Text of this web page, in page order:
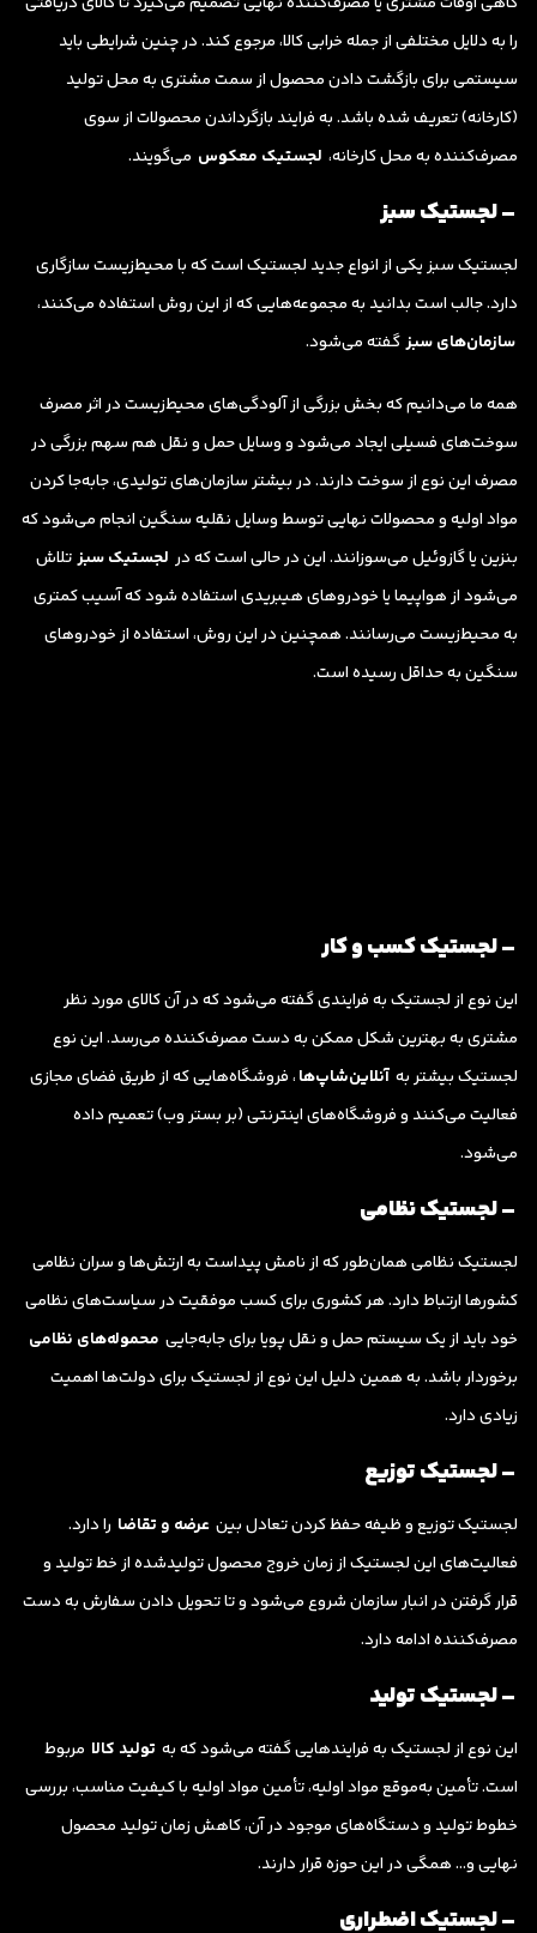
را به دلایل مختلفی از جمله خرابی کالا، مرجوع کند. در چنین شرایطی باید
سیستمی برای بازگشت دادن محصول از سمت مشتری به محل تولید
(کارخانه) تعریف شده باشد. به فرایند بازگرداندن محصولات از سوی
مصرف‌کننده به محل کارخانه، لجستیک معکوس می‌گویند.
– لجستیک سبز
لجستیک سبز یکی از انواع جدید لجستیک است که با محیط‌زیست سازگاری
دارد. جالب است بدانید به مجموعه‌هایی که از این روش استفاده می‌کنند،
سازمان‌های سبز گفته می‌شود.
همه ما می‌دانیم که بخش بزرگی از آلودگی‌های محیط‌زیست در اثر مصرف
سوخت‌های فسیلی ایجاد می‌شود و وسایل حمل و نقل هم سهم بزرگی در
مصرف این نوع از سوخت دارند. در بیشتر سازمان‌های تولیدی، جابه‌جا کردن
مواد اولیه و محصولات نهایی توسط وسایل نقلیه سنگین انجام می‌شود که
بنزین یا گازوئیل می‌سوزانند. این در حالی است که در لجستیک سبز تلاش
می‌شود از هواپیما یا خودروهای هیبریدی استفاده شود که آسیب کمتری
به محیط‌زیست می‌رسانند. همچنین در این روش، استفاده از خودروهای
سنگین به حداقل رسیده است.
– لجستیک کسب و کار
این نوع از لجستیک به فرایندی گفته می‌شود که در آن کالای مورد نظر
مشتری به بهترین شکل ممکن به دست مصرف‌کننده می‌رسد. این نوع
لجستیک بیشتر به آنلاین‌شاپ‌ها، فروشگاه‌هایی که از طریق فضای مجازی
فعالیت می‌کنند و فروشگاه‌های اینترنتی (بر بستر وب) تعمیم داده
می‌شود.
– لجستیک نظامی
لجستیک نظامی همان‌طور که از نامش پیداست به ارتش‌ها و سران نظامی
کشورها ارتباط دارد. هر کشوری برای کسب موفقیت در سیاست‌های نظامی
خود باید از یک سیستم حمل و نقل پویا برای جابه‌جایی محموله‌های نظامی
برخوردار باشد. به همین دلیل این نوع از لجستیک برای دولت‌ها اهمیت
زیادی دارد.
– لجستیک توزیع
لجستیک توزیع و ظیفه حفظ کردن تعادل بین عرضه و تقاضا را دارد.
فعالیت‌های این لجستیک از زمان خروج محصول تولیدشده از خط تولید و
قرار گرفتن در انبار سازمان شروع می‌شود و تا تحویل دادن سفارش به دست
مصرف‌کننده ادامه دارد.
– لجستیک تولید
این نوع از لجستیک به فرایندهایی گفته می‌شود که به تولید کالا مربوط
است. تأمین به‌موقع مواد اولیه، تأمین مواد اولیه با کیفیت مناسب، بررسی
خطوط تولید و دستگاه‌های موجود در آن، کاهش زمان تولید محصول
نهایی و… همگی در این حوزه قرار دارند.
– لجستیک اضطراری